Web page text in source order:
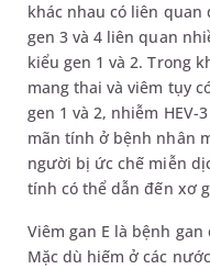
khác nhau có liên quan
gen 3 và 4 liên quan
kiểu gen 1 và 2. Trong
mang thai và viêm tụy
gen 1 và 2, nhiễm HEV-
mãn tính ở bệnh nhân
người bị ức chế miễn
tính có thể dẫn đến xơ
Viêm gan E là bệnh gan
Mặc dù hiếm ở các